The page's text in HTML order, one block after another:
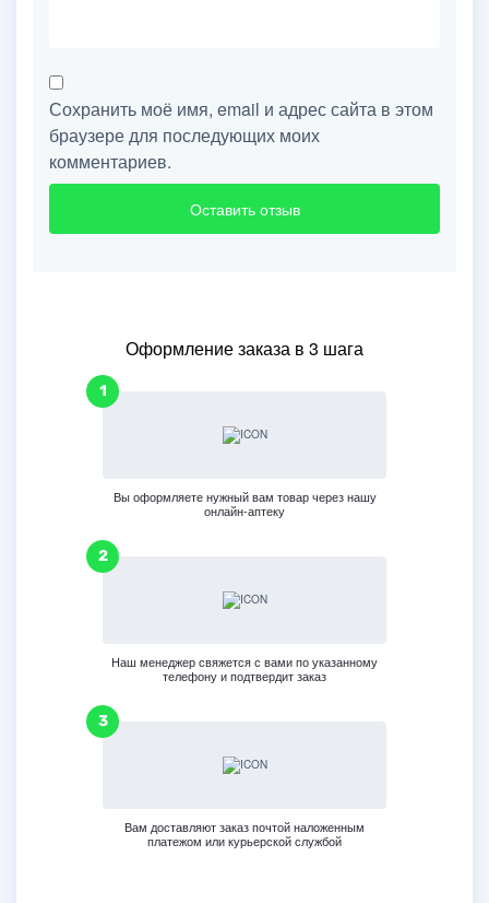
Сохранить моё имя, email и адрес сайта в этом
браузере для последующих моих
комментариев.
Оформление заказа в 3 шага
Вы оформляете нужный вам товар через нашу
онлайн-аптеку
Наш менеджер свяжется с вами по указанному
телефону и подтвердит заказ
Вам доставляют заказ почтой наложенным
платежом или курьерской службой